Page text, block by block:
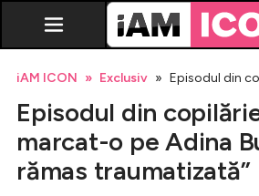
iAM ICON Exclusiv Episodul din
Episodul din
marcat-o pe Adina
rămas traumatizată”